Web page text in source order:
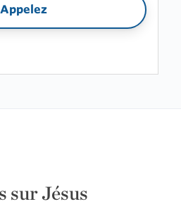
Appelez
sur Jésus